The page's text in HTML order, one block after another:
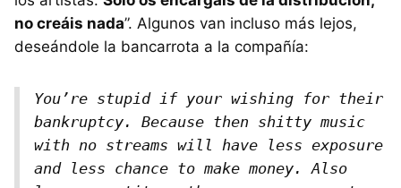
no creáis nada”. Algunos van incluso más lejos,
deseándole la bancarrota a la compañía:
You’re stupid if your wishing for their
bankruptcy. Because then shitty music
with no streams will have less exposure
and less chance to make money. Also